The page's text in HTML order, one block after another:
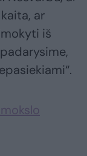
ar
iš